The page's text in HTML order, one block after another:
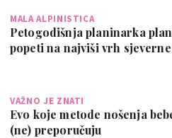
MALA ALPINISTICA
Petogodišnja planinarka
popeti na najviši vrh
VAŽNO JE ZNATI
Evo koje metode nošenja
(ne) preporučuju